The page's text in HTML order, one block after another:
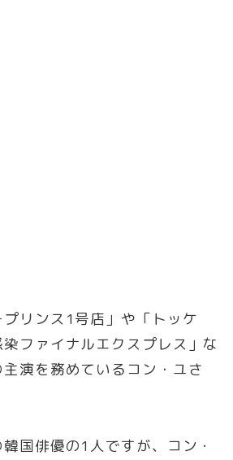
リンス1号店」や「トッケ
ファイナルエクスプレス」な
演を務めているコン・ユさ
国俳優の1人ですが、コン・